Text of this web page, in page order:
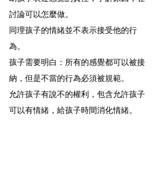
討論可以怎麼做。
同理孩子的情緒並不表示接受他的行
為。
孩子需要明白：所有的感覺都可以被接
納，但是不當的行為必須被規範。
允許孩子有說不的權利，包含允許孩子
可以有情緒，給孩子時間消化情緒。